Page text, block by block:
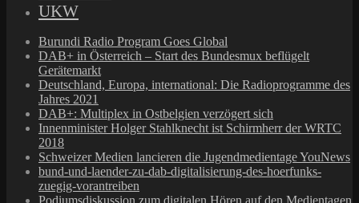
UKW
Burundi Radio Program Goes Global
DAB+ in Österreich – Start des Bundesmux beflügelt
Gerätemarkt
Deutschland, Europa, international: Die Radioprogramme des
Jahres 2021
DAB+: Multiplex in Ostbelgien verzögert sich
Innenminister Holger Stahlknecht ist Schirmherr der WRTC
2018
Schweizer Medien lancieren die Jugendmedientage YouNews
bund-und-laender-zu-dab-digitalisierung-des-hoerfunks-
zuegig-vorantreiben